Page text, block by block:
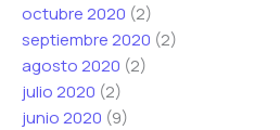
octubre 2020 (2)
septiembre 2020 (2)
agosto 2020 (2)
julio 2020 (2)
junio 2020 (9)